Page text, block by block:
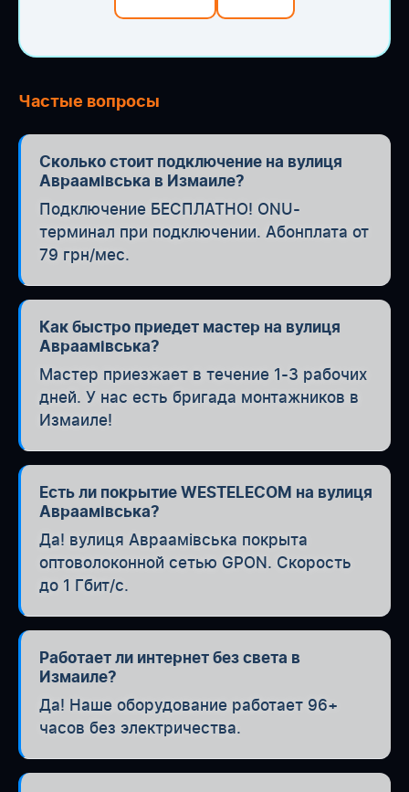
Частые вопросы
Сколько стоит подключение на вулиця
Авраамівська в Измаиле?
Подключение БЕСПЛАТНО! ONU-
терминал при подключении. Абонплата от
79 грн/мес.
Как быстро приедет мастер на вулиця
Авраамівська?
Мастер приезжает в течение 1-3 рабочих
дней. У нас есть бригада монтажников в
Измаиле!
Есть ли покрытие WESTELECOM на вулиця
Авраамівська?
Да! вулиця Авраамівська покрыта
оптоволоконной сетью GPON. Скорость
до 1 Гбит/с.
Работает ли интернет без света в
Измаиле?
Да! Наше оборудование работает 96+
часов без электричества.